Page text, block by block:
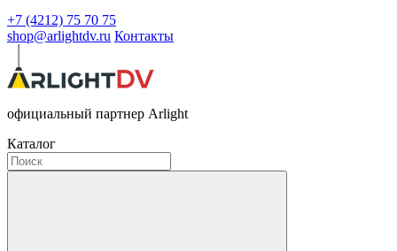
+7 (4212) 75 70 75
shop@arlightdv.ru Контакты
официальный партнер Arlight
Каталог